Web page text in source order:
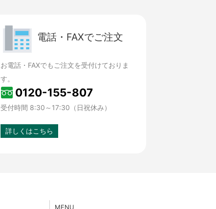
電話・FAXでご注文
お電話・FAXでもご注文を受付けておりま
す。
0120-155-807
受付時間 8:30～17:30（日祝休み）
詳しくはこちら
MENU